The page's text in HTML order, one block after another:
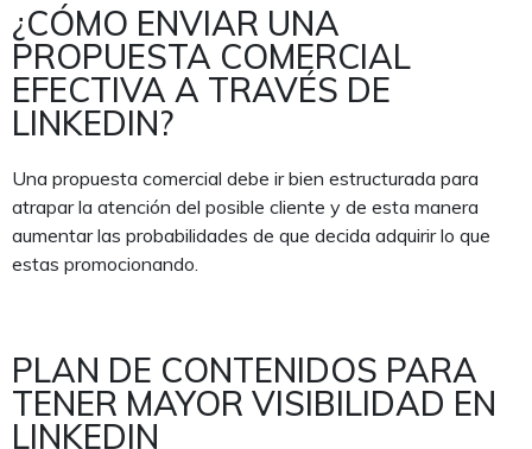
¿CÓMO ENVIAR UNA
PROPUESTA COMERCIAL
EFECTIVA A TRAVÉS DE
LINKEDIN?
Una propuesta comercial debe ir bien estructurada para
atrapar la atención del posible cliente y de esta manera
aumentar las probabilidades de que decida adquirir lo que
estas promocionando.
PLAN DE CONTENIDOS PARA
TENER MAYOR VISIBILIDAD EN
LINKEDIN